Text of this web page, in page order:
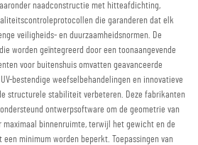
naadconstructie met hitteafdichting,
die garanderen dat elk
veiligheids- en duurzaamheidsnormen. De
worden geïntegreerd door een toonaangevende
voor buitenshuis omvatten geavanceerde
bestendige weefselbehandelingen en innovatieve
structurele stabiliteit verbeteren. Deze fabrikanten
ontwerpsoftware om de geometrie van
binnenruimte, terwijl het gewicht en de
minimum worden beperkt. Toepassingen van